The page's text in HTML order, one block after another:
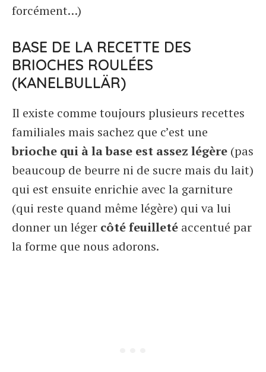
forcément…)
BASE DE LA RECETTE DES
BRIOCHES ROULÉES
(KANELBULLÄR)
Il existe comme toujours plusieurs recettes
familiales mais sachez que c’est une
brioche qui à la base est assez légère (pas
beaucoup de beurre ni de sucre mais du lait)
qui est ensuite enrichie avec la garniture
(qui reste quand même légère) qui va lui
donner un léger côté feuilleté accentué par
la forme que nous adorons.